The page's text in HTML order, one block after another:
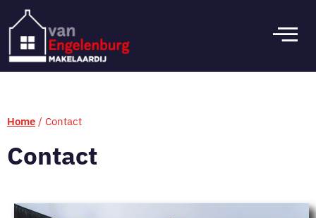
Home / Contact
Contact